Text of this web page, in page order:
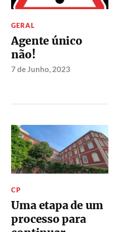
GERAL
Agente único
não!
7 de Junho, 2023
CP
Uma etapa de um
processo para